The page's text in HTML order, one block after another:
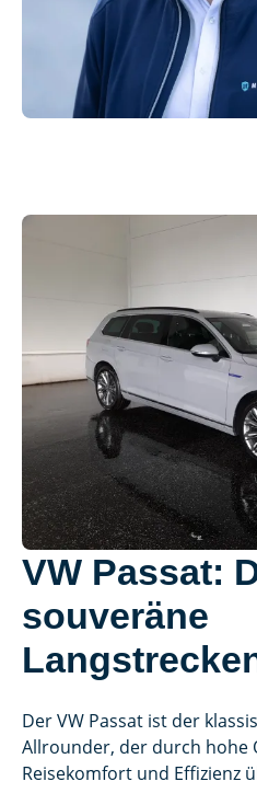
VW Passat:
souveräne
Der VW Passat ist der
Allrounder, der durch hohe
Reisekomfort und Effizienz